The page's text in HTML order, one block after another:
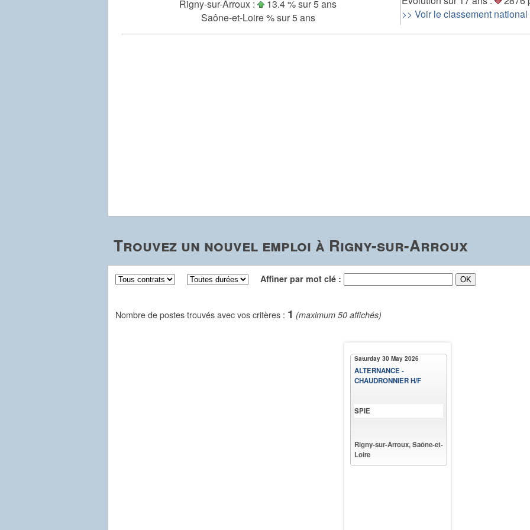
Rigny-sur-Arroux :
13.4 % sur 5 ans
Saône-et-Loire % sur 5 ans
>> Voir le classement national
Trouvez un nouvel emploi à Rigny-sur-Arroux
Affiner par mot clé :
Nombre de postes trouvés avec vos critères : 1 (maximum 50 affichés)
Saturday 30 May 2026
ALTERNANCE -
CHAUDRONNIER H/F
SPIE
Rigny-sur-Arroux, Saône-et-
Loire